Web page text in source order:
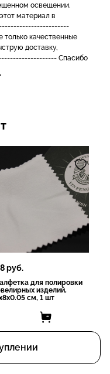
освещении.
материал в
качественные
доставку,
Спасибо
руб.
для полировки
изделий,
см, 1 шт